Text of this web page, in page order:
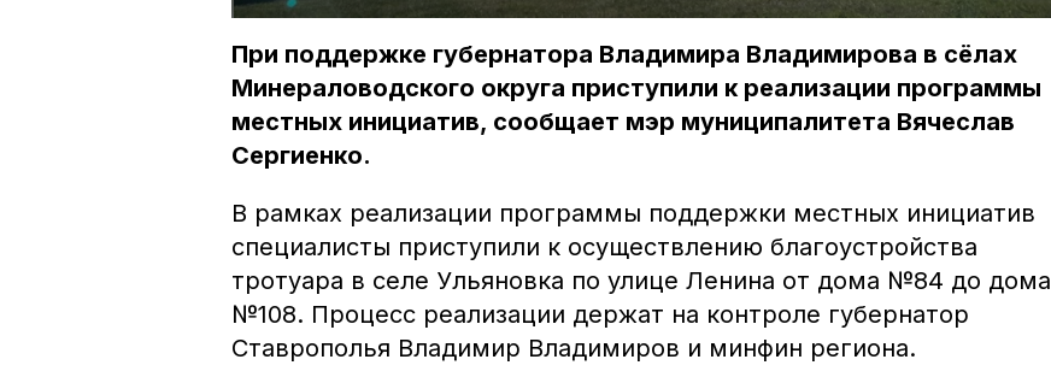
При поддержке губернатора Владимира Владимирова в сёлах
Минераловодского округа приступили к реализации программы
местных инициатив, сообщает мэр муниципалитета Вячеслав
Сергиенко.
В рамках реализации программы поддержки местных инициатив
специалисты приступили к осуществлению благоустройства
тротуара в селе Ульяновка по улице Ленина от дома №84 до дома
№108. Процесс реализации держат на контроле губернатор
Ставрополья Владимир Владимиров и минфин региона.